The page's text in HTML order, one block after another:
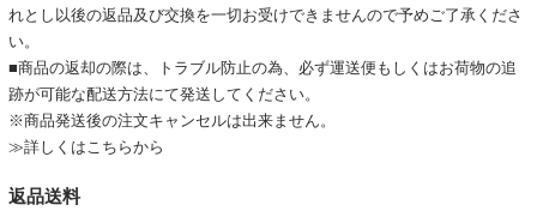
れとし以後の返品及び交換を一切お受けできませんので予めご了承くださ
い。
■商品の返却の際は、トラブル防止の為、必ず運送便もしくはお荷物の追
跡が可能な配送方法にて発送してください。
※商品発送後の注文キャンセルは出来ません。
≫詳しくはこちらから
返品送料